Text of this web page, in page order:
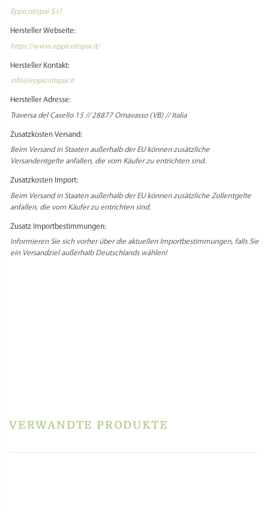
Eppicotispai S.r.l
Hersteller Webseite:
https://www.eppicotispai.it/
Hersteller Kontakt:
info@eppicotispai.it
Hersteller Adresse:
Traversa del Casello 15 // 28877 Ornavasso (VB) // Italia
Zusatzkosten Versand:
Beim Versand in Staaten außerhalb der EU können zusätzliche
Versandentgelte anfallen, die vom Käufer zu entrichten sind.
Zusatzkosten Import:
Beim Versand in Staaten außerhalb der EU können zusätzliche Zollentgelte
anfallen, die vom Käufer zu entrichten sind.
Zusatz Importbestimmungen:
Informieren Sie sich vorher über die aktuellen Importbestimmungen, falls Sie
ein Versandziel außerhalb Deutschlands wählen!
VERWANDTE PRODUKTE